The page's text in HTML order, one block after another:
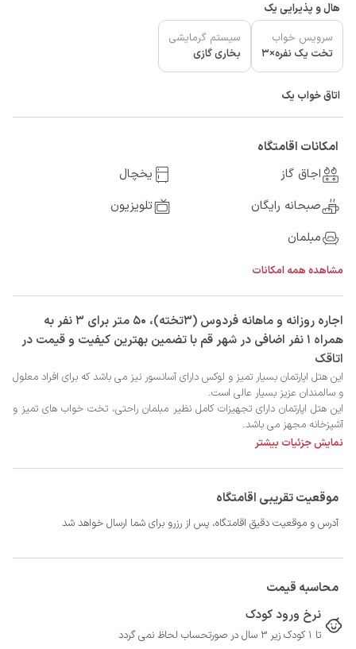
هال و پذیرایی یک
سرویس خواب
تخت یک نفره×3
سیستم گرمایشی
بخاری گازی
اتاق خواب یک
امکانات اقامتگاه
اجاق گاز
یخچال
صبحانه رایگان
تلویزیون
مبلمان
مشاهده همه امکانات
‫‫اجاره روزانه و ماهانه فردوس (3تخته)، 50 متر برای 3 نفر به
همراه 1 نفر اضافی در شهر قم با تضمین بهترین کیفیت و قیمت در
اتاقک
با رزرو این هتل آپارتمان لوکس وعده ی صبحانه را میهمان ما باشید.
نمایش جزئیات بیشتر
موقعیت تقریبی اقامتگاه
آدرس و موقعیت دقیق اقامتگاه، پس از رزرو برای شما ارسال خواهد شد
محاسبه قیمت
نرخ ورود کودک
تا 1 کودک زیر 3 سال در صورتحساب لحاظ نمی گردد